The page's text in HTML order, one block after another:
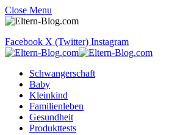
Close Menu
Facebook X (Twitter) Instagram
Schwangerschaft
Baby
Kleinkind
Familienleben
Gesundheit
Produkttests